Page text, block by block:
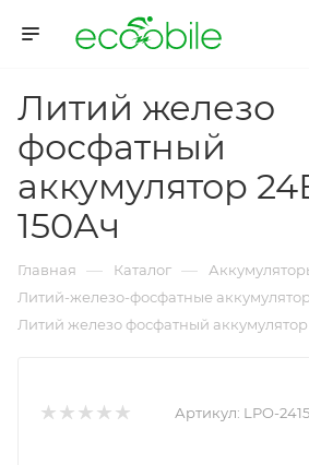
Литий железо
фосфатный
аккумулятор
150Ач
Главная — Каталог —
Литий-железо-фосфатные
Литий железо фосфатный
Артикул: LPO-